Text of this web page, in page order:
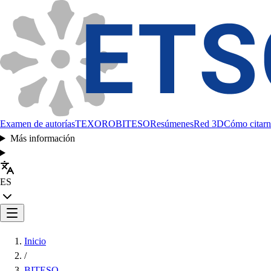
Examen de autoríasTEXOROBITESOResúmenesRed 3DCómo
Más información
ES
Inicio
/